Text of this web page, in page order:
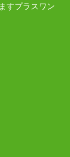
すプラスワン